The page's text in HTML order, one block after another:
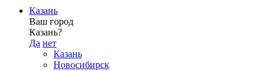
Казань
Ваш город
Казань?
Да нет
Казань
Новосибирск